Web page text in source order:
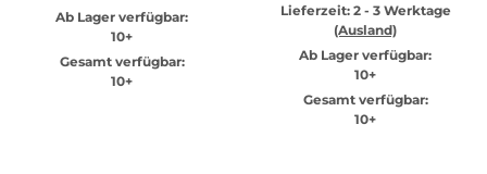
Ab Lager verfügbar:
10+
Gesamt verfügbar:
10+
Lieferzeit: 2 - 3 Werktage
(Ausland)
Ab Lager verfügbar:
10+
Gesamt verfügbar:
10+